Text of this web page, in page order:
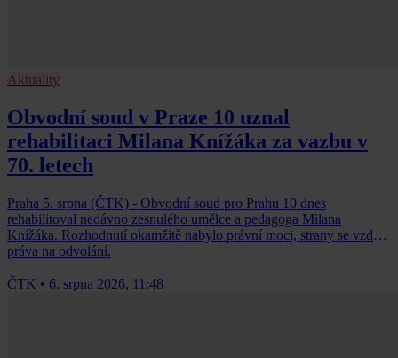
Aktuality
Obvodní soud v Praze 10 uznal
rehabilitaci Milana Knížáka za vazbu v
70. letech
Praha 5. srpna (ČTK) - Obvodní soud pro Prahu 10 dnes
rehabilitoval nedávno zesnulého umělce a pedagoga Milana
Knížáka. Rozhodnutí okamžitě nabylo právní moci, strany se vzdaly
práva na odvolání.
ČTK • 6. srpna 2026, 11:48